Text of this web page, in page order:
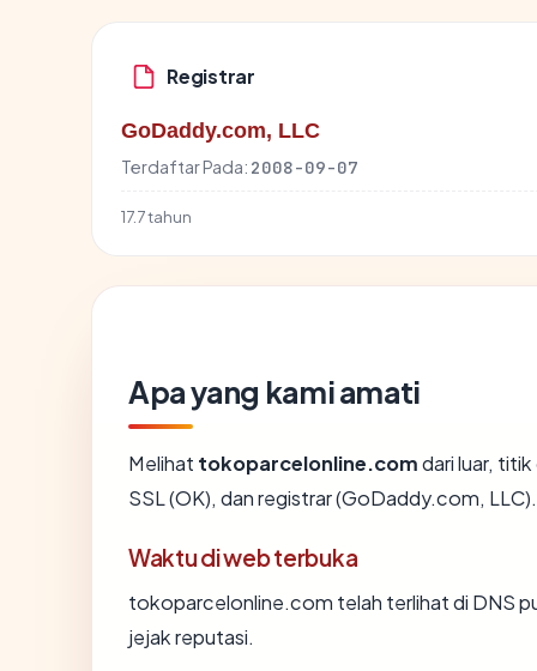
Registrar
GoDaddy.com, LLC
Terdaftar Pada: 2008-09-07
17.7 tahun
Apa yang kami amati
Melihat tokoparcelonline.comdari luar,
SSL (OK), dan registrar (GoDaddy.com, LLC).
Waktu di web terbuka
tokoparcelonline.com telah terlihat di DNS
jejak reputasi.